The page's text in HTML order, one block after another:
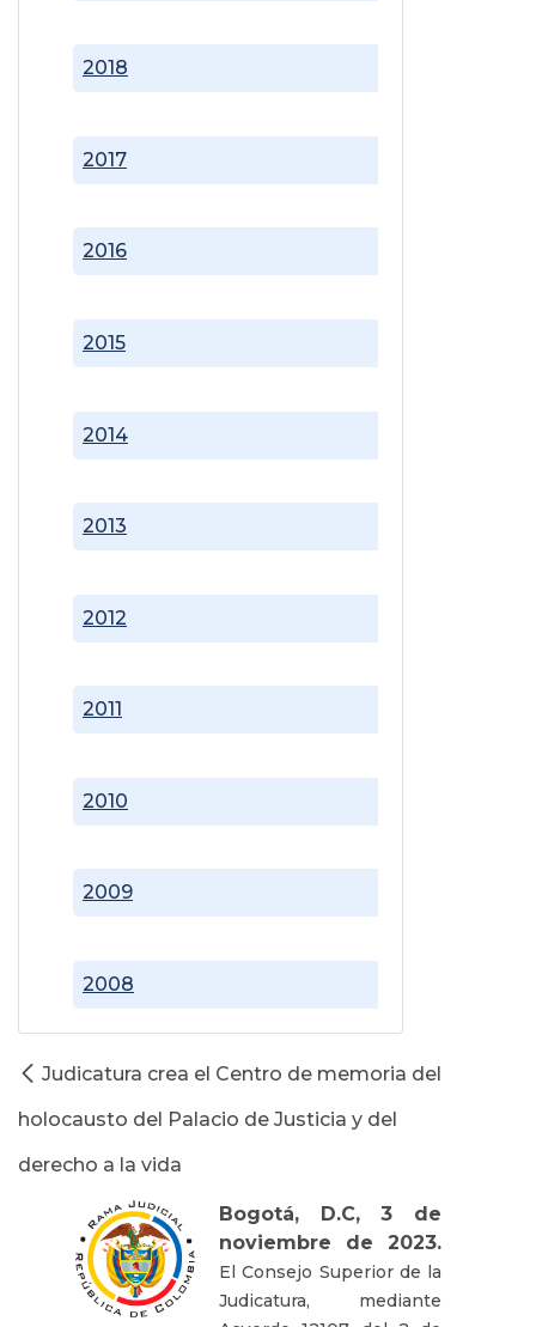
2008
2009
2010
2011
2012
2013
2014
2015
2016
2017
2018
Judicatura crea el Centro de memoria del
holocausto del Palacio de Justicia y del
derecho a la vida
Bogotá, D.C, 3 de
noviembre de 2023.
El Consejo Superior de la
Judicatura, mediante